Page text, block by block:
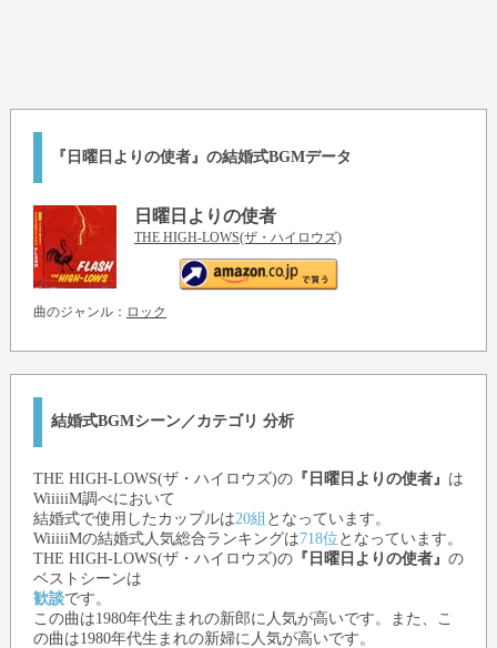
『日曜日よりの使者』の結婚式BGMデータ
日曜日よりの使者
THE HIGH-LOWS(ザ・ハイロウズ)
曲のジャンル： ロック
結婚式BGMシーン／カテゴリ 分析
THE HIGH-LOWS(ザ・ハイロウズ)の『日曜日よりの使者』 は
WiiiiiM調べにおいて
結婚式で使用したカップルは20組 となっています。
WiiiiiMの結婚式人気総合ランキングは718位 となっています。
THE HIGH-LOWS(ザ・ハイロウズ)の『日曜日よりの使者』 の
ベストシーンは
歓談です。
この曲は1980年代生まれの新郎に人気が高いです。また、こ
の曲は1980年代生まれの新婦に人気が高いです。